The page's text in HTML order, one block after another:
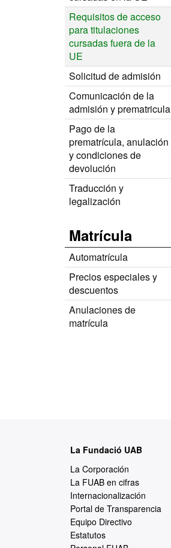
Requisitos de acceso
para titulaciones
cursadas fuera de la
UE
Solicitud de admisión
Comunicación de la
admisión y prematricula
Pago de la
prematrícula, anulación
y condiciones de
devolución
Traducción y
legalización
Matrícula
Automatrícula
Precios especiales y
descuentos
Anulaciones de
matrícula
La Fundació UAB
La Corporación
La FUAB en cifras
Internacionalización
Portal de Transparencia
Equipo Directivo
Estatutos